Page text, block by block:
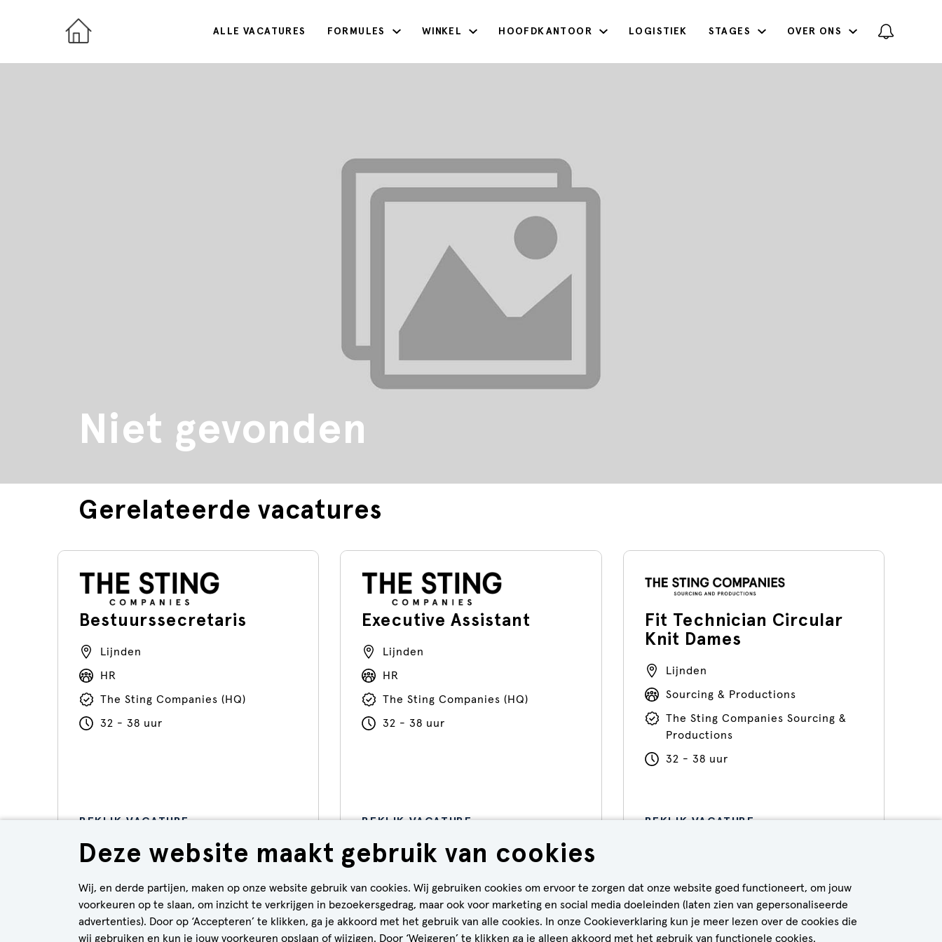
Deze website maakt gebruik van cookies
Wij, en derde partijen, maken op onze website gebruik van cookies. Wij gebruiken cookies om ervoor te zorgen dat onze website goed functioneert, om jouw
voorkeuren op te slaan, om inzicht te verkrijgen in bezoekersgedrag, maar ook voor marketing en social media doeleinden (laten zien van gepersonaliseerde
advertenties). Door op ‘Accepteren’ te klikken, ga je akkoord met het gebruik van alle cookies. In onze Cookieverklaring kun je meer lezen over de cookies die
wij gebruiken en kun je jouw voorkeuren opslaan of wijzigen. Door ‘Weigeren’ te klikken ga je alleen akkoord met het gebruik van functionele cookies.
ALLE VACATURES FORMULES WINKEL HOOFDKANTOOR LOGISTIEK STAGES OVER ONS
Niet gevonden
Gerelateerde vacatures
Bestuurssecretaris
Lijnden
HR
The Sting Companies (HQ)
32 - 38 uur
BEKIJK VACATURE
Executive Assistant
Lijnden
HR
The Sting Companies (HQ)
32 - 38 uur
BEKIJK VACATURE
Fit Technician Circular
Knit Dames
Lijnden
Sourcing & Productions
The Sting Companies Sourcing &
Productions
32 - 38 uur
BEKIJK VACATURE
CALL-TO-ACTION BIJ MEER VACATURES